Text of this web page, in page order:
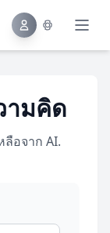
ามคิด
อจาก AI.